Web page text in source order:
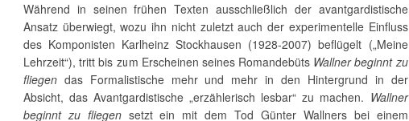
Während in seinen frühen Texten ausschließlich der avantgardistische
Ansatz überwiegt, wozu ihn nicht zuletzt auch der experimentelle Einfluss
des Komponisten Karlheinz Stockhausen (1928-2007) beflügelt („Meine
Lehrzeit“), tritt bis zum Erscheinen seines Romandebüts Wallner beginnt zu
fliegen das Formalistische mehr und mehr in den Hintergrund in der
Absicht, das Avantgardistische „erzählerisch lesbar“ zu machen. Wallner
beginnt zu fliegensetzt ein mit dem Tod Günter Wallners bei einem